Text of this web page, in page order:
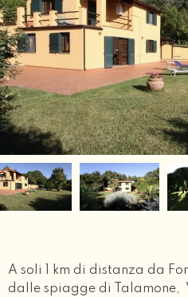
A soli 1 km di distanza da
dalle spiagge di Talamone,